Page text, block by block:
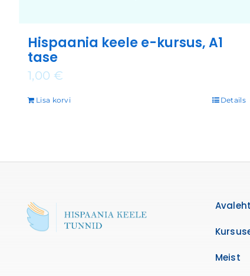
Hispaania keele e-kursus, A1
tase
1,00 €
Lisa korvi Details
Avaleht
Meist